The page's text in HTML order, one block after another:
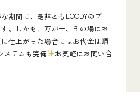
期間に、是非ともLOODYのプロ
。しかも、万が一、その場にお
仕上がった場合にはお代金は頂
ステムも完備
お気軽にお問い合